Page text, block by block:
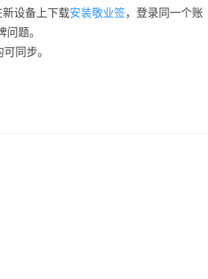
设备上下载安装敬业签，登录同一个账
题。
同步。